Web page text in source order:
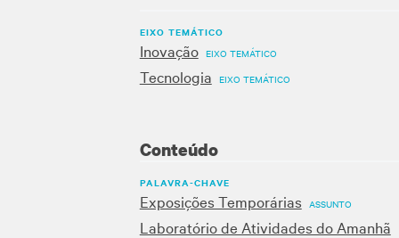
EIXO TEMÁTICO
Inovação EIXO TEMÁTICO
Tecnologia EIXO TEMÁTICO
Conteúdo
PALAVRA-CHAVE
Exposições Temporárias ASSUNTO
Laboratório de Atividades do Amanhã